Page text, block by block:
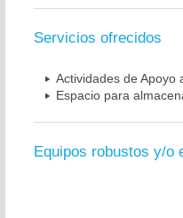
Servicios ofrecidos
Actividades de Apoyo
Espacio para
Equipos robustos y/o